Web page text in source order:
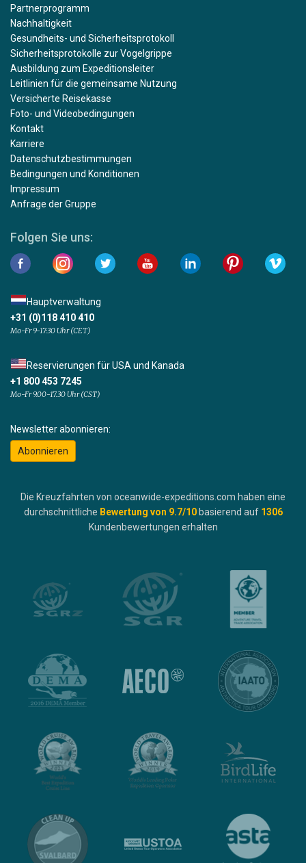
Partnerprogramm
Nachhaltigkeit
Gesundheits- und Sicherheitsprotokoll
Sicherheitsprotokolle zur Vogelgrippe
Ausbildung zum Expeditionsleiter
Leitlinien für die gemeinsame Nutzung
Versicherte Reisekasse
Foto- und Videobedingungen
Kontakt
Karriere
Datenschutzbestimmungen
Bedingungen und Konditionen
Impressum
Anfrage der Gruppe
Folgen Sie uns:
Hauptverwaltung
+31 (0)118 410 410
Mo-Fr 9-17:30 Uhr (CET)
Reservierungen für USA und Kanada
+1 800 453 7245
Mo-Fr 9.00-17.30 Uhr (CST)
Newsletter abonnieren:
Abonnieren
Die Kreuzfahrten von oceanwide-expeditions.com haben eine
durchschnittliche Bewertung von 9.7/10 basierend auf 1306
Kundenbewertungen erhalten